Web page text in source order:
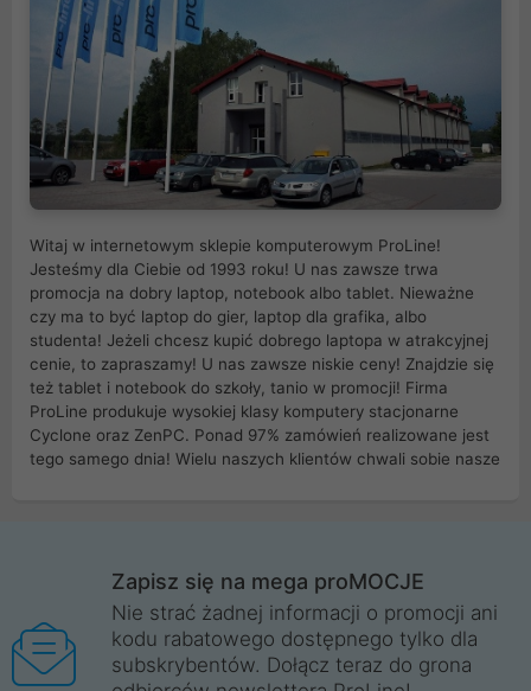
Witaj w internetowym sklepie komputerowym ProLine!
Jesteśmy dla Ciebie od 1993 roku! U nas zawsze trwa
promocja na dobry laptop, notebook albo tablet. Nieważne
czy ma to być laptop do gier, laptop dla grafika, albo
studenta! Jeżeli chcesz kupić dobrego laptopa w atrakcyjnej
cenie, to zapraszamy! U nas zawsze niskie ceny! Znajdzie się
też tablet i notebook do szkoły, tanio w promocji! Firma
ProLine produkuje wysokiej klasy komputery stacjonarne
Cyclone oraz ZenPC. Ponad 97% zamówień realizowane jest
tego samego dnia! Wielu naszych klientów chwali sobie nasze
Wrocław, Poznań, Legnica, Katowice, Gliwice, Kalisz, Bytom,
Trzebnica, Opole. Szybka i profesjonalna obsługa!
ProLine to polska firma ze 100% polskim kapitałem. Działamy
legalnie i płacimy podatki w naszym kraju! Posiadamy siedzibę
Zapisz się na mega proMOCJE
Nie strać żadnej informacji o promocji ani
kodu rabatowego dostępnego tylko dla
subskrybentów. Dołącz teraz do grona